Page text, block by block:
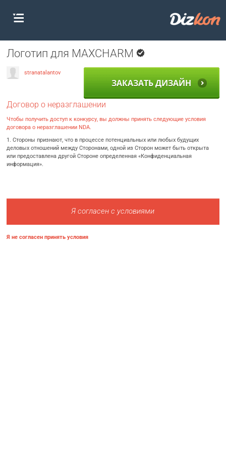
Логотип для MAXCHARM
stranatalantov
ЗАКАЗАТЬ ДИЗАЙН
Договор о неразглашении
Чтобы получить доступ к конкурсу, вы должны принять следующие условия
договора о неразглашении NDA.
1. Стороны признают, что в процессе потенциальных или любых будущих
деловых отношений между Сторонами, одной из Сторон может быть открыта
или предоставлена другой Стороне определенная «Конфиденциальная
информация».
Я согласен с условиями
Я не согласен принять условия